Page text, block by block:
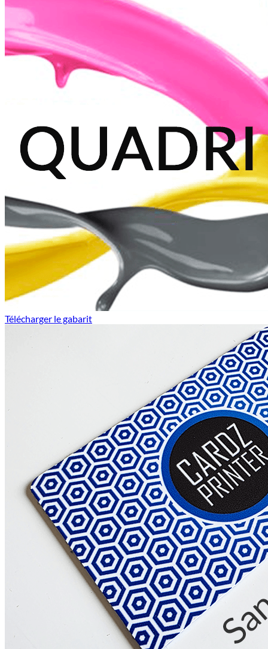
Télécharger le gabarit